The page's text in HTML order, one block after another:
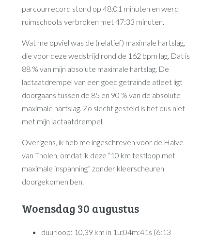
parcourrecord stond op 48:01 minuten en werd
ruimschoots verbroken met 47:33 minuten.
Wat me opviel was de (relatief) maximale hartslag,
die voor deze wedstrijd rond de 162 bpm lag. Dat is
88 % van mijn absolute maximale hartslag. De
lactaatdrempel van een goed getrainde atleet ligt
doorgaans tussen de 85 en 90 % van de absolute
maximale hartslag. Zo slecht gesteld is het dus niet
met mijn lactaatdrempel.
Overigens, ik heb me ingeschreven voor de Halve
van Tholen, omdat ik deze “10 km testloop met
maximale inspanning” zonder kleerscheuren
doorgekomen ben.
Woensdag 30 augustus
duurloop: 10,39 km in 1u:04m:41s (6:13